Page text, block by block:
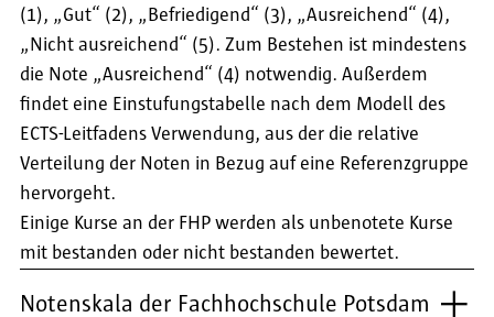
(1), „Gut“ (2), „Befriedigend“ (3), „Ausreichend“ (4),
„Nicht ausreichend“ (5). Zum Bestehen ist mindestens
die Note „Ausreichend“ (4) notwendig. Außerdem
findet eine Einstufungstabelle nach dem Modell des
ECTS-Leitfadens Verwendung, aus der die relative
Verteilung der Noten in Bezug auf eine Referenzgruppe
hervorgeht.
Einige Kurse an der FHP werden als unbenotete Kurse
mit bestanden oder nicht bestanden bewertet.
Notenskala der Fachhochschule Potsdam